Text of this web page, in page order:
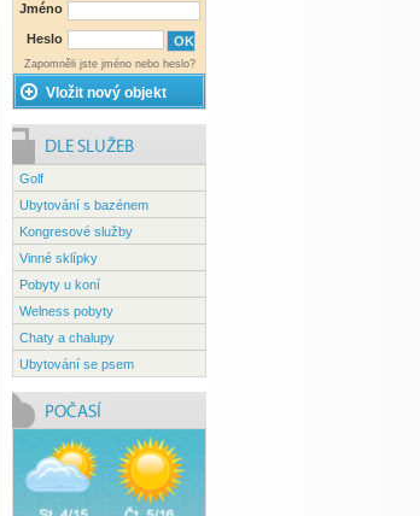
Jméno
Heslo
Zapomněli jste jméno nebo heslo?
Vložit nový objekt
Golf
Ubytování s bazénem
Kongresové služby
Vinné sklípky
Pobyty u koní
Welness pobyty
Chaty a chalupy
Ubytování se psem